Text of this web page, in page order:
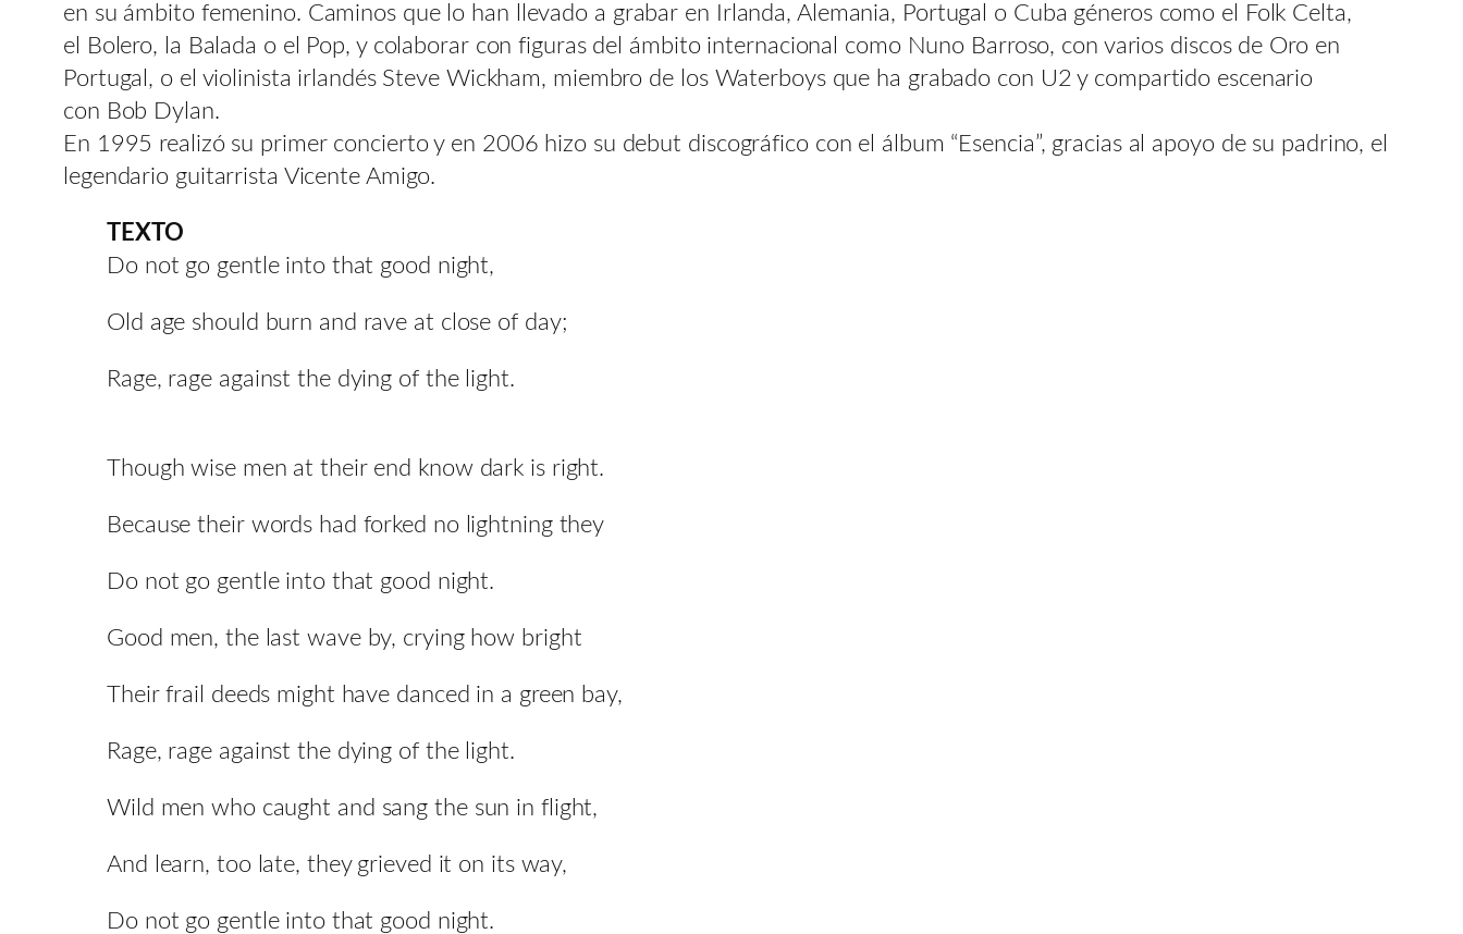
en su ámbito femenino. Caminos que lo han llevado a grabar en Irlanda, Alemania, Portugal o Cuba géneros como el Folk Celta,
el Bolero, la Balada o el Pop, y colaborar con figuras del ámbito internacional como Nuno Barroso, con varios discos de Oro en
Portugal, o el violinista irlandés Steve Wickham, miembro de los Waterboys que ha grabado con U2 y compartido escenario
con Bob Dylan.
En 1995 realizó su primer concierto y en 2006 hizo su debut discográfico con el álbum “Esencia”, gracias al apoyo de su padrino, el
legendario guitarrista Vicente Amigo.
TEXTO
Do not go gentle into that good night,
Old age should burn and rave at close of day;
Rage, rage against the dying of the light.
Though wise men at their end know dark is right.
Because their words had forked no lightning they
Do not go gentle into that good night.
Good men, the last wave by, crying how bright
Their frail deeds might have danced in a green bay,
Rage, rage against the dying of the light.
Wild men who caught and sang the sun in flight,
And learn, too late, they grieved it on its way,
Do not go gentle into that good night.